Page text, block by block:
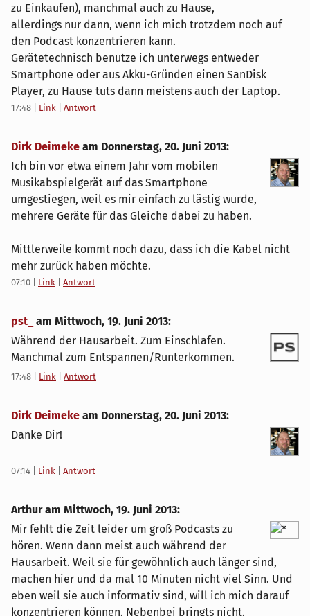
zu Einkaufen), manchmal auch zu Hause,
allerdings nur dann, wenn ich mich trotzdem noch auf
den Podcast konzentrieren kann.
Gerätetechnisch benutze ich unterwegs entweder
Smartphone oder aus Akku-Gründen einen SanDisk
Player, zu Hause tuts dann meistens auch der Laptop.
17:48 Link Antwort
Dirk Deimeke am Donnerstag, 20. Juni 2013:
Ich bin vor etwa einem Jahr vom mobilen
Musikabspielgerät auf das Smartphone
umgestiegen, weil es mir einfach zu lästig wurde,
mehrere Geräte für das Gleiche dabei zu haben.
Mittlerweile kommt noch dazu, dass ich die Kabel nicht
mehr zurück haben möchte.
07:10 Link Antwort
pst_ am Mittwoch, 19. Juni 2013:
Während der Hausarbeit. Zum Einschlafen.
Manchmal zum Entspannen/Runterkommen.
17:48 Link Antwort
Dirk Deimeke am Donnerstag, 20. Juni 2013:
Danke Dir!
07:14 Link Antwort
Arthur am Mittwoch, 19. Juni 2013:
Mir fehlt die Zeit leider um groß Podcasts zu
hören. Wenn dann meist auch während der
Hausarbeit. Weil sie für gewöhnlich auch länger sind,
machen hier und da mal 10 Minuten nicht viel Sinn. Und
eben weil sie auch informativ sind, will ich mich darauf
konzentrieren können. Nebenbei bringts nicht.